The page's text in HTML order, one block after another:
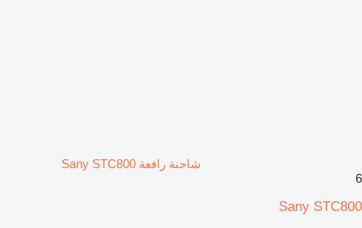
شاحنة رافعة Sany STC800
6
Sany STC800